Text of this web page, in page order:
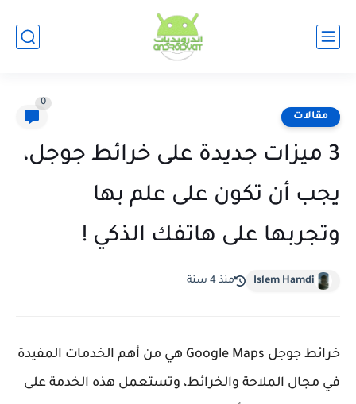
مقالات
0
3 ميزات جديدة على خرائط جوجل،
يجب أن تكون على علم بها
وتجربها على هاتفك الذكي !
Islem Hamdi منذ 4 سنة
خرائط جوجل Google Maps هي من أهم الخدمات المفيدة
في مجال الملاحة والخرائط، وتستعمل هذه الخدمة على